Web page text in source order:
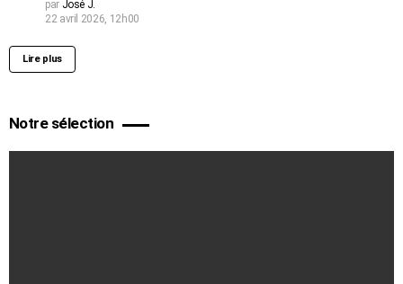
par José J.
22 avril 2026, 12h00
Lire plus
Notre sélection